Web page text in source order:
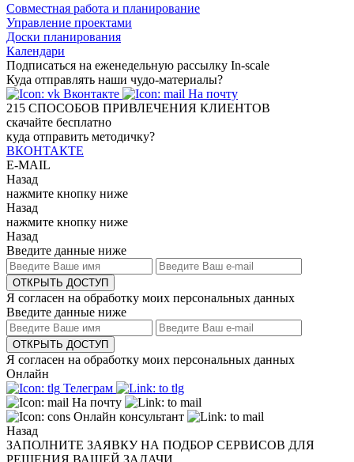
Совместная работа и планирование
Управление проектами
Доски планирования
Календари
Подписаться на еженедельную рассылку In-scale
Куда отправлять наши чудо-материалы?
Вконтакте
На почту
215 СПОСОБОВ ПРИВЛЕЧЕНИЯ КЛИЕНТОВ
скачайте бесплатно
куда отправить методичку?
ВКОНТАКТЕ
E-MAIL
Назад
нажмите кнопку ниже
Назад
нажмите кнопку ниже
Назад
Введите данные ниже
ОТКРЫТЬ ДОСТУП
Я согласен на обработку моих персональных данных
Введите данные ниже
ОТКРЫТЬ ДОСТУП
Я согласен на обработку моих персональных данных
Онлайн
Телеграм
На почту
Онлайн консультант
Назад
ЗАПОЛНИТЕ ЗАЯВКУ НА ПОДБОР СЕРВИСОВ ДЛЯ
РЕШЕНИЯ ВАШЕЙ ЗАДАЧИ